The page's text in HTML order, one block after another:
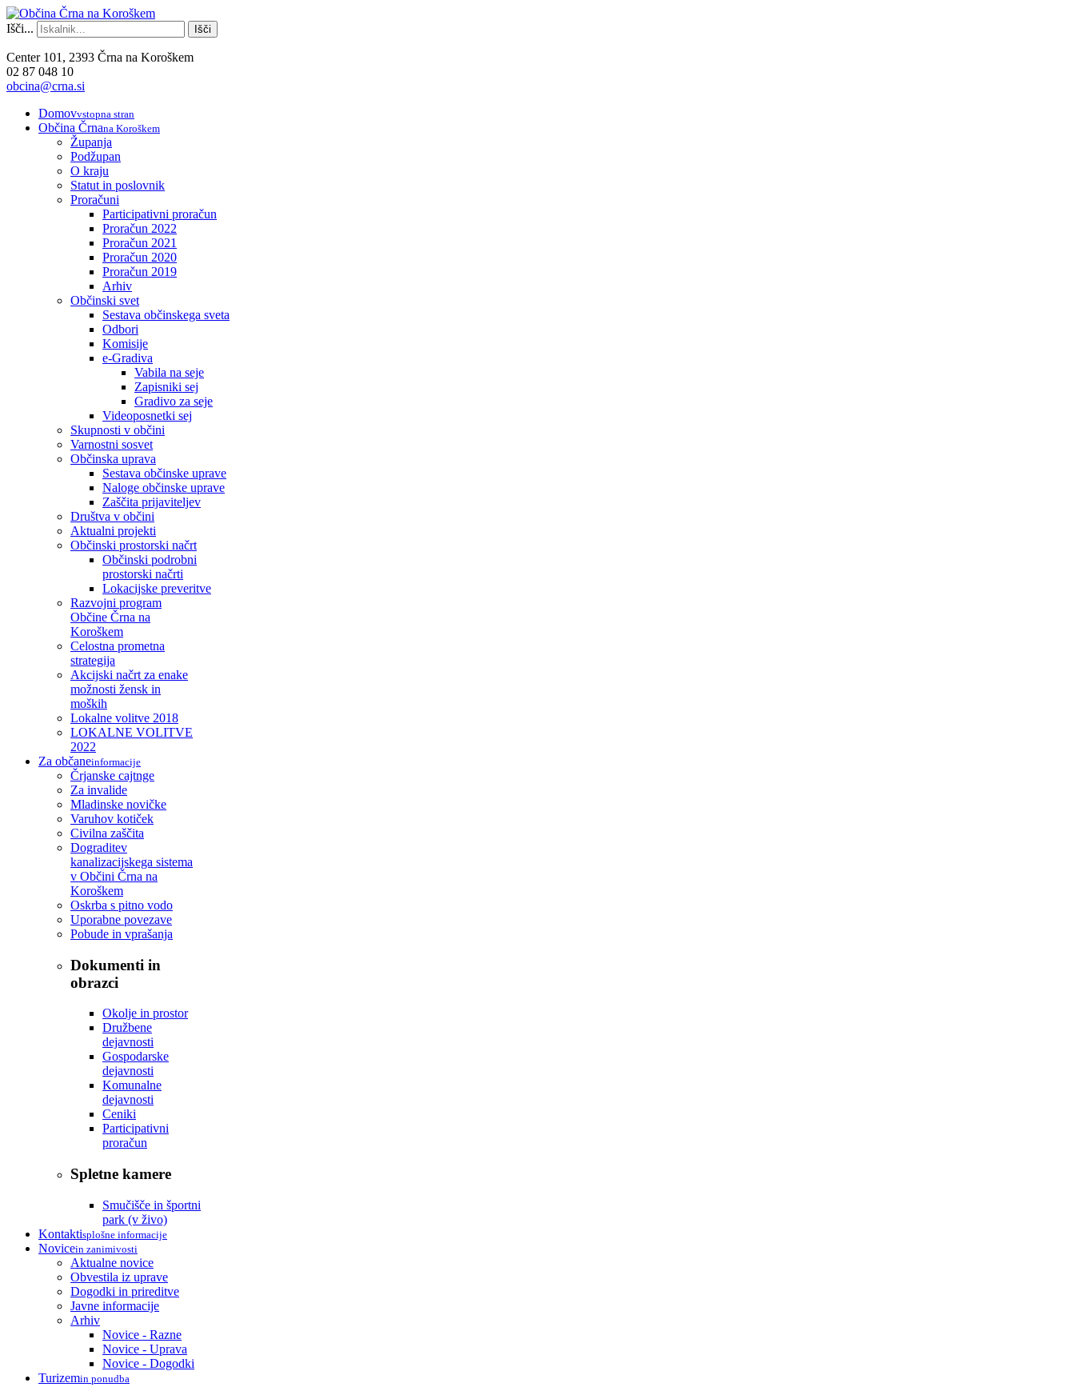
Išči... Išči
Center 101, 2393 Črna na Koroškem
02 87 048 10
obcina@crna.si
Domovvstopna stran
Občina Črnana Koroškem
Županja
Podžupan
O kraju
Statut in poslovnik
Proračuni
Participativni proračun
Proračun 2022
Proračun 2021
Proračun 2020
Proračun 2019
Arhiv
Občinski svet
Sestava občinskega sveta
Odbori
Komisije
e-Gradiva
Vabila na seje
Zapisniki sej
Gradivo za seje
Videoposnetki sej
Skupnosti v občini
Varnostni sosvet
Občinska uprava
Sestava občinske uprave
Naloge občinske uprave
Zaščita prijaviteljev
Društva v občini
Aktualni projekti
Občinski prostorski načrt
Občinski podrobni
prostorski načrti
Lokacijske preveritve
Razvojni program
Občine Črna na
Koroškem
Celostna prometna
strategija
Akcijski načrt za enake
možnosti žensk in
moških
Lokalne volitve 2018
LOKALNE VOLITVE
2022
Za občaneinformacije
Črjanske cajtnge
Za invalide
Mladinske novičke
Varuhov kotiček
Civilna zaščita
Dograditev
kanalizacijskega sistema
v Občini Črna na
Koroškem
Oskrba s pitno vodo
Uporabne povezave
Pobude in vprašanja
Dokumenti in
obrazci
Okolje in prostor
Družbene
dejavnosti
Gospodarske
dejavnosti
Komunalne
dejavnosti
Ceniki
Participativni
proračun
Spletne kamere
Smučišče in športni
park (v živo)
Kontaktisplošne informacije
Novicein zanimivosti
Aktualne novice
Obvestila iz uprave
Dogodki in prireditve
Javne informacije
Arhiv
Novice - Razne
Novice - Uprava
Novice - Dogodki
Turizemin ponudba